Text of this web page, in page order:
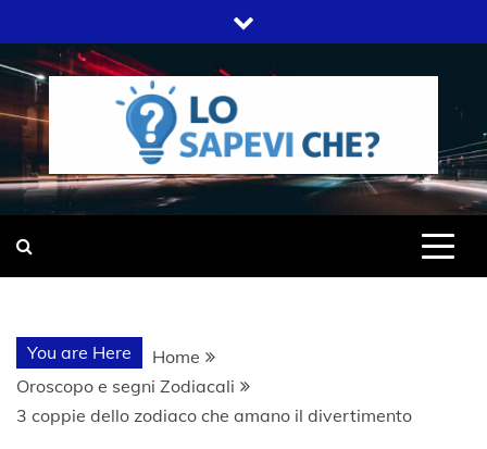
to
content
LO SAPEVI
CHE?
SITO WEB DEL GRUPPO LIFELIVE
You are Here
Home
Oroscopo e segni Zodiacali
3 coppie dello zodiaco che amano il divertimento